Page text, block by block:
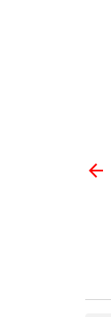
más